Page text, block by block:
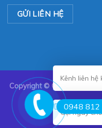
Copyright © CÔNG TY
Kênh liên hệ
Gọi ngay
0948 812